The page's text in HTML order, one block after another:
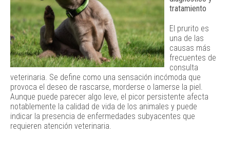
tratamiento
El prurito es
una de las
causas más
frecuentes de
consulta
veterinaria. Se define como una sensación incómoda que
provoca el deseo de rascarse, morderse o lamerse la piel.
Aunque puede parecer algo leve, el picor persistente afecta
notablemente la calidad de vida de los animales y puede
indicar la presencia de enfermedades subyacentes que
requieren atención veterinaria.